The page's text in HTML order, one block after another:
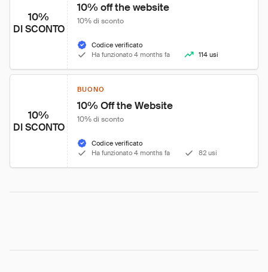
10%
DI SCONTO
10% off the website
10% di sconto
Codice verificato
Ha funzionato 4 months fa
114 usi
10%
DI SCONTO
BUONO
10% Off the Website
10% di sconto
Codice verificato
Ha funzionato 4 months fa
82 usi